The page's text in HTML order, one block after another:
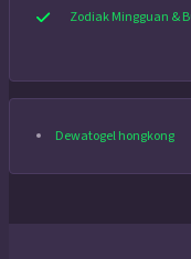
Zodiak Mingguan &
Dewatogel hongkong